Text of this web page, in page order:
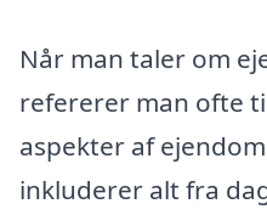
Når man taler om
refererer man ofte
aspekter af
inkluderer alt fra